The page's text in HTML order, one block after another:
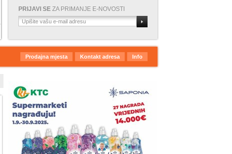
PRIJAVI SEZA PRIMANJE E-NOVOSTI
Info
Kontakt adresa
Prodajna mjesta